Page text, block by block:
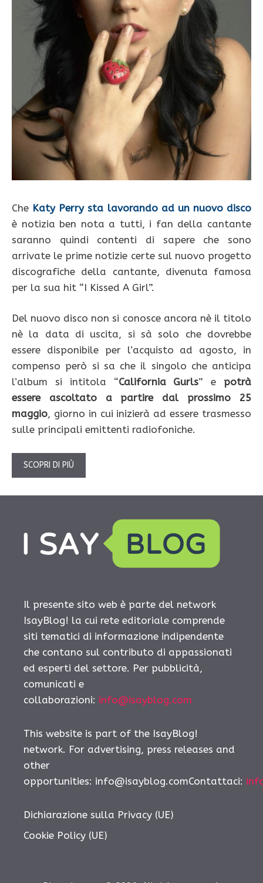
Che Katy Perry sta lavorando ad un nuovo disco
è notizia ben nota a tutti, i fan della cantante
saranno quindi contenti di sapere che sono
arrivate le prime notizie certe sul nuovo progetto
discografiche della cantante, divenuta famosa
per la sua hit “I Kissed A Girl”.
Del nuovo disco non si conosce ancora nè il titolo
nè la data di uscita, si sà solo che dovrebbe
essere disponibile per l’acquisto ad agosto, in
compenso però si sa che il singolo che anticipa
l’album si intitola “California Gurls” e potrà
essere ascoltato a partire dal prossimo 25
maggio, giorno in cui inizierà ad essere trasmesso
sulle principali emittenti radiofoniche.
SCOPRI DI PIÙ
Il presente sito web è parte del network
IsayBlog! la cui rete editoriale comprende
siti tematici di informazione indipendente
che contano sul contributo di appassionati
ed esperti del settore. Per pubblicità,
comunicati e
collaborazioni: info@isayblog.com
This website is part of the IsayBlog!
network. For advertising, press releases and
other
opportunities: info@isayblog.comContattaci:
Dichiarazione sulla Privacy (UE)
Cookie Policy (UE)